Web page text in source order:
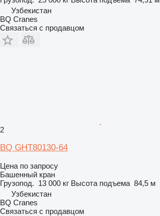
Узбекистан
BQ Cranes
Связаться с продавцом
2
BQ GHT80130-64
Цена по запросу
Башенный кран
Грузопод. 13 000 кг Высота подъема 84,5 м
Узбекистан
BQ Cranes
Связаться с продавцом